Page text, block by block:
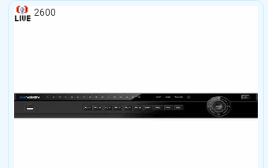
hình ảnh H
2600